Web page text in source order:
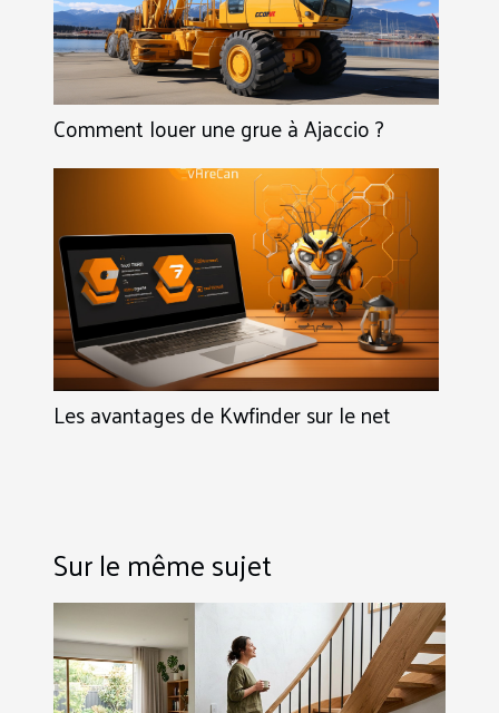
Comment louer une grue à Ajaccio ?
Les avantages de Kwfinder sur le net
Sur le même sujet